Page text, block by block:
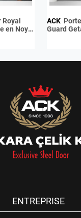
en Noyer
ACK
Guard
ENTREPRISE